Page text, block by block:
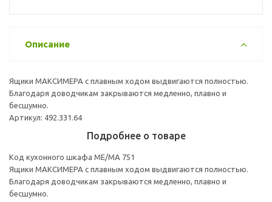
Описание
Ящики МАКСИМЕРА с плавным ходом выдвигаются полностью.
Благодаря доводчикам закрываются медленно, плавно и
бесшумно.
Артикул: 492.331.64
Подробнее о товаре
Код кухонного шкафа ME/MA 751
Ящики МАКСИМЕРА с плавным ходом выдвигаются полностью.
Благодаря доводчикам закрываются медленно, плавно и
бесшумно.